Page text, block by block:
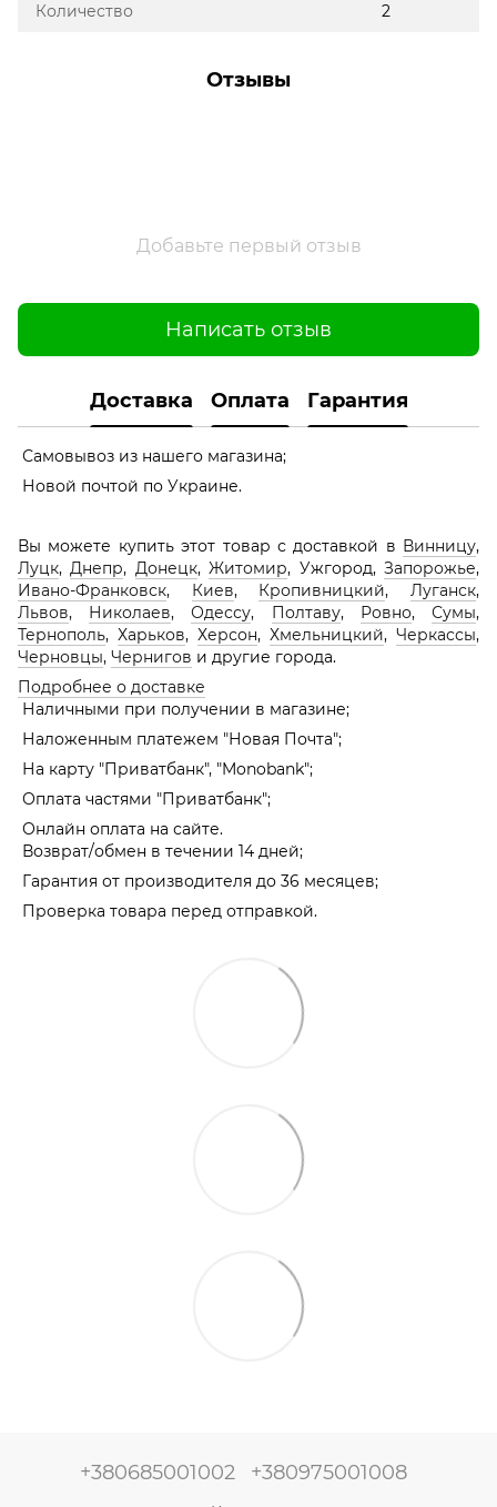
Количество 2
Отзывы
Добавьте первый отзыв
Написать отзыв
Доставка Оплата Гарантия
Самовывоз из нашего магазина;
Новой почтой по Украине.
Вы можете купить этот товар с доставкой в Винницу,
Луцк,Днепр, Донецк,Житомир, Ужгород,Запорожье,
Ивано-Франковск, Киев, Кропивницкий,Луганск,
Львов, Николаев,Одессу, Полтаву, Ровно,Сумы,
Тернополь, Харьков, Херсон, Хмельницкий, Черкассы,
Черновцы, Чернигов и другие города.
Подробнее о доставке
Наличными при получении в магазине;
Наложенным платежем "Новая Почта";
На карту "Приватбанк", "Monobank";
Оплата частями "Приватбанк";
Онлайн оплата на сайте.
Возврат/обмен в течении 14 дней;
Гарантия от производителя до 36 месяцев;
Проверка товара перед отправкой.
+380685001002 +380975001008